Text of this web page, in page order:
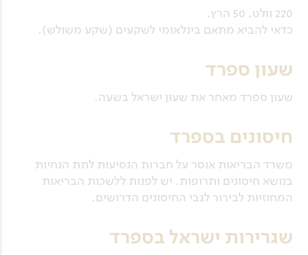
220 וולט, 50 הרץ.
כדאי להביא מתאם בינלאומי לשקעים (שקע משולש).
שעון ספרד
שעון ספרד מאחר את שעון ישראל בשעה.
חיסונים בספרד
משרד הבריאות אוסר על חברות הנסיעות לתת הנחיות
בנושא חיסונים ותרופות. יש לפנות ללשכות הבריאות
המחוזיות לבירור לגבי החיסונים הדרושים.
שגרירות ישראל בספרד